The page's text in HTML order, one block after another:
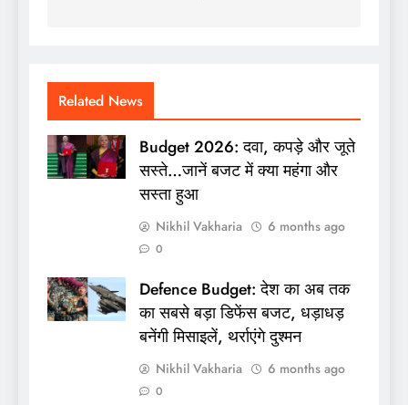
Related News
Budget 2026: दवा, कपड़े और जूते
सस्ते…जानें बजट में क्या महंगा और
सस्ता हुआ
Nikhil Vakharia 6 months ago
0
Defence Budget: देश का अब तक
का सबसे बड़ा डिफेंस बजट, धड़ाधड़
बनेंगी मिसाइलें, थर्राएंगे दुश्मन
Nikhil Vakharia 6 months ago
0